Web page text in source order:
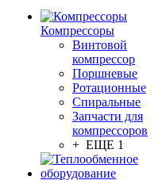
Компрессоры
Винтовой
компрессор
Поршневые
Ротационные
Спиральные
Запчасти для
компрессоров
+ ЕЩЕ 1